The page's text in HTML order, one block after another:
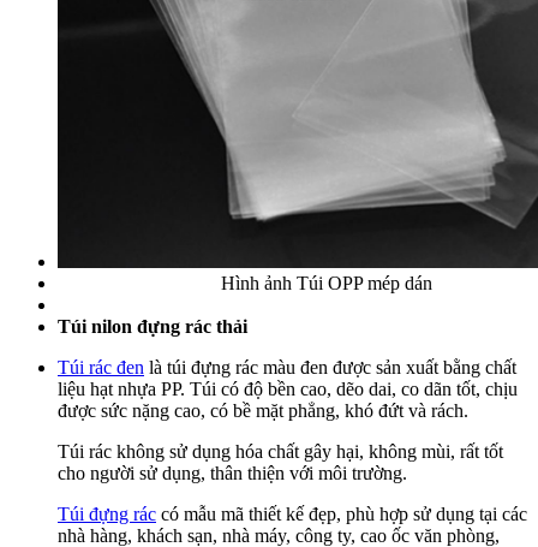
Hình ảnh Túi OPP mép dán
Túi nilon đựng rác thải
Túi rác đen là túi đựng rác màu đen được sản xuất bằng chất
liệu hạt nhựa PP. Túi có độ bền cao, dẽo dai, co dãn tốt, chịu
được sức nặng cao, có bề mặt phẳng, khó đứt và rách.
Túi rác không sử dụng hóa chất gây hại, không mùi, rất tốt
cho người sử dụng, thân thiện với môi trường.
Túi đựng rác có mẫu mã thiết kế đẹp, phù hợp sử dụng tại các
nhà hàng, khách sạn, nhà máy, công ty, cao ốc văn phòng,